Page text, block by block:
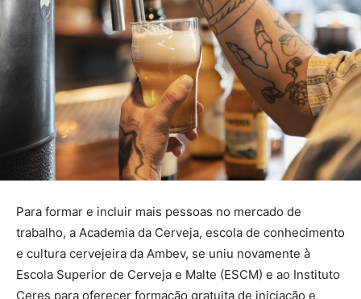
Para formar e incluir mais pessoas no mercado de
trabalho, a Academia da Cerveja, escola de conhecimento
e cultura cervejeira da Ambev, se uniu novamente à
Escola Superior de Cerveja e Malte (ESCM) e ao Instituto
Ceres para oferecer formação gratuita de iniciação e